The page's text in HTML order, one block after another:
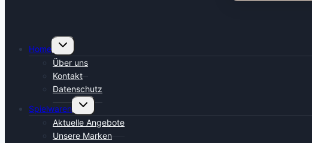
Home
Untermenü
umschalten
Über uns
Kontakt
Datenschutz
Spielwaren
Untermenü
umschalten
Aktuelle Angebote
Unsere Marken